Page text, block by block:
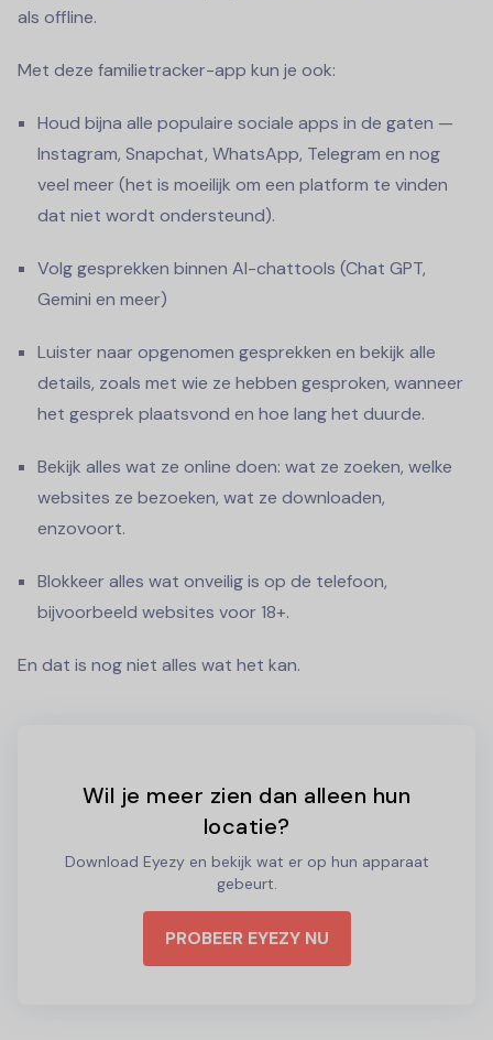
als offline.
Met deze familietracker-app kun je ook:
Houd bijna alle populaire sociale apps in de gaten —
Instagram, Snapchat, WhatsApp, Telegram en nog
veel meer (het is moeilijk om een platform te vinden
dat niet wordt ondersteund).
Volg gesprekken binnen AI-chattools (Chat GPT,
Gemini en meer)
Luister naar opgenomen gesprekken en bekijk alle
details, zoals met wie ze hebben gesproken, wanneer
het gesprek plaatsvond en hoe lang het duurde.
Bekijk alles wat ze online doen: wat ze zoeken, welke
websites ze bezoeken, wat ze downloaden,
enzovoort.
Blokkeer alles wat onveilig is op de telefoon,
bijvoorbeeld websites voor 18+.
En dat is nog niet alles wat het kan.
Wil je meer zien dan alleen hun
locatie?
Download Eyezy en bekijk wat er op hun apparaat
gebeurt.
PROBEER EYEZY NU